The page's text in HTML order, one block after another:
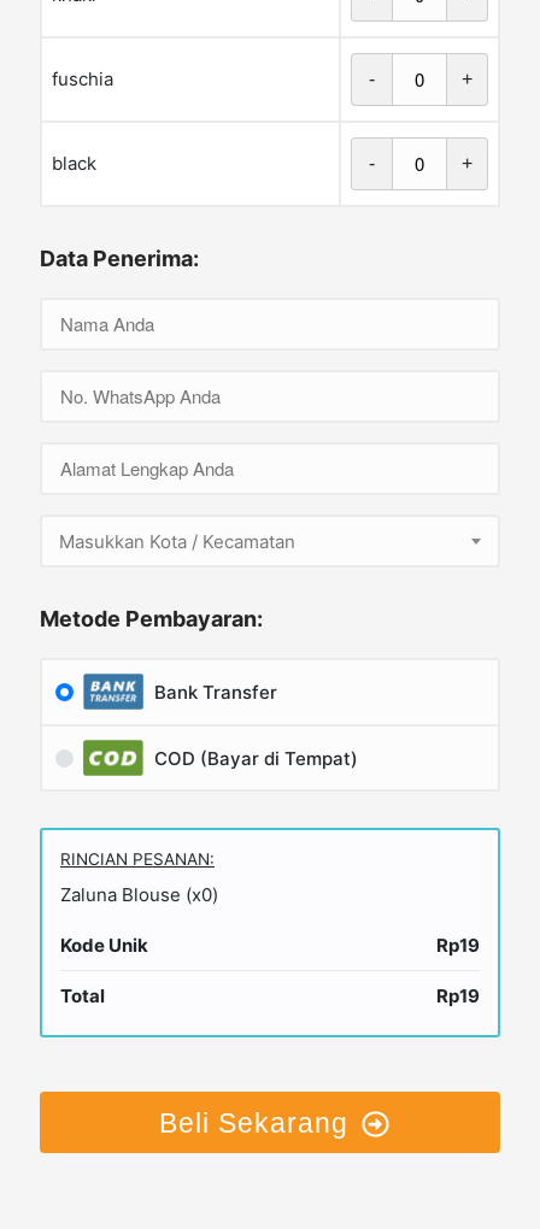
fuschia - +
black - +
Data Penerima:
Masukkan Kota / Kecamatan
Metode Pembayaran:
Bank Transfer
COD (Bayar di Tempat)
RINCIAN PESANAN:
Zaluna Blouse (x0)
Kode Unik Rp19
Total Rp19
Beli Sekarang